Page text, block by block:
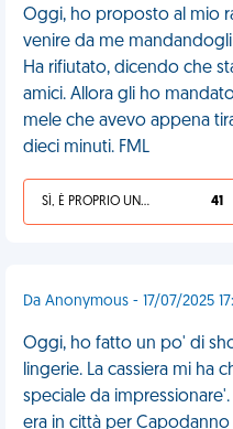
Oggi, ho proposto al mio
venire da me
Ha rifiutato, dicendo che
amici. Allora gli ho
mele che avevo appena
dieci minuti. FML
SÌ, È PROPRIO UNA VDM! 41
Da Anonymous - 17/07/2025
Oggi, ho fatto un po' di
lingerie. La cassiera mi ha
speciale da
era in città per